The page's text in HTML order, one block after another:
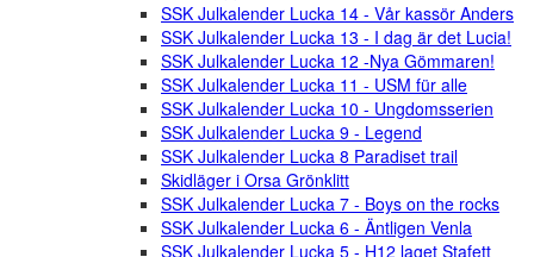
SSK Julkalender Lucka 14 - Vår kassör Anders
SSK Julkalender Lucka 13 - I dag är det Lucia!
SSK Julkalender Lucka 12 -Nya Gömmaren!
SSK Julkalender Lucka 11 - USM für alle
SSK Julkalender Lucka 10 - Ungdomsserien
SSK Julkalender Lucka 9 - Legend
SSK Julkalender Lucka 8 Paradiset trail
Skidläger i Orsa Grönklitt
SSK Julkalender Lucka 7 - Boys on the rocks
SSK Julkalender Lucka 6 - Äntligen Venla
SSK Julkalender Lucka 5 - H12 laget Stafett